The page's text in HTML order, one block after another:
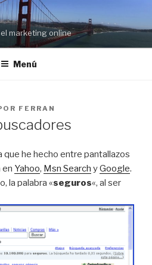
marketing online
Menú
FERRAN
que he hecho entre pantallazos
en Yahoo, Msn Search yGoogle.
la palabra «seguros«, al ser